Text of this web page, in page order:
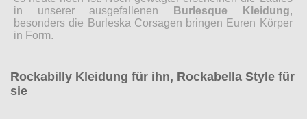
in unserer ausgefallenen
Burlesque Kleidung,
besonders die Burleska Corsagen bringen Euren Körper
in Form.
Rockabilly Kleidung für ihn, Rockabella Style für
sie